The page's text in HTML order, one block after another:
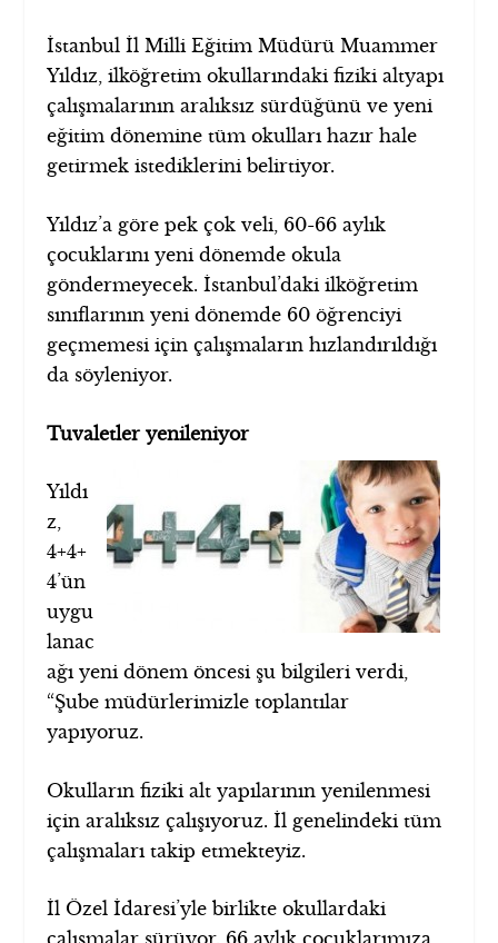
İstanbul İl Milli Eğitim Müdürü Muammer
Yıldız, ilköğretim okullarındaki fiziki altyapı
çalışmalarının aralıksız sürdüğünü ve yeni
eğitim dönemine tüm okulları hazır hale
getirmek istediklerini belirtiyor.
Yıldız’a göre pek çok veli, 60-66 aylık
çocuklarını yeni dönemde okula
göndermeyecek. İstanbul’daki ilköğretim
sınıflarının yeni dönemde 60 öğrenciyi
geçmemesi için çalışmaların hızlandırıldığı
da söyleniyor.
Tuvaletler yenileniyor
Yıldı
z,
4+4+
4’ün
uygu
lanac
ağı yeni dönem öncesi şu bilgileri verdi,
“Şube müdürlerimizle toplantılar
yapıyoruz.
Okulların fiziki alt yapılarının yenilenmesi
için aralıksız çalışıyoruz. İl genelindeki tüm
çalışmaları takip etmekteyiz.
İl Özel İdaresi’yle birlikte okullardaki